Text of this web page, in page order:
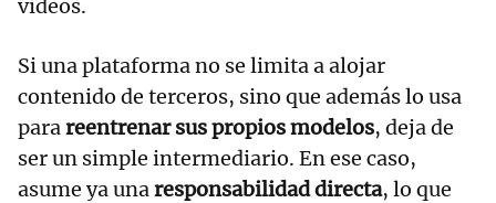
vídeos.
Si una plataforma no se limita a alojar
contenido de terceros, sino que además lo usa
para reentrenar sus propios modelos, deja de
ser un simple intermediario. En ese caso,
asume ya una responsabilidad directa, lo que